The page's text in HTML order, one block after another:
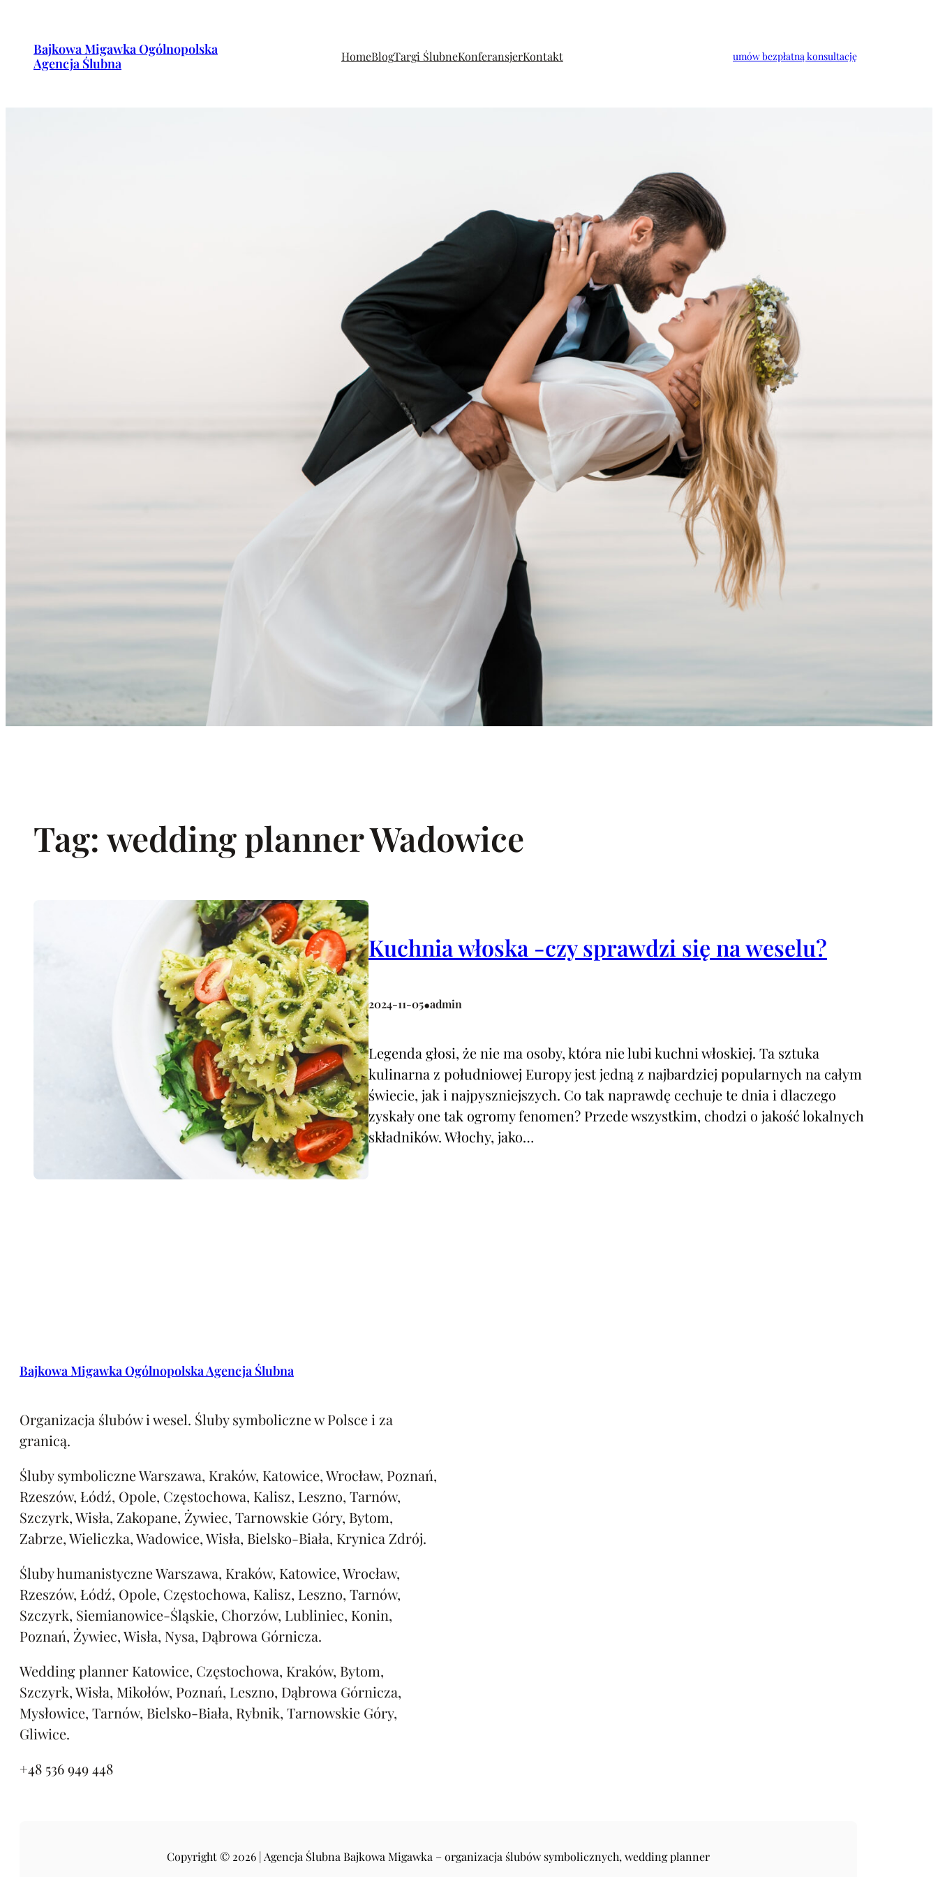
treściBajkowa Migawka Ogólnopolska
Agencja Ślubna
HomeBlogTargi ŚlubneKonferansjerKontakt umów bezpłatną konsultację
Tag:wedding planner Wadowice
Kuchnia włoska -czy sprawdzi się na weselu?
2024-11-05•admin
Legenda głosi, że nie ma osoby, która nie lubi kuchni włoskiej. Ta sztuka
kulinarna z południowej Europy jest jedną z najbardziej popularnych na całym
świecie, jak i najpyszniejszych. Co tak naprawdę cechuje te dnia i dlaczego
zyskały one tak ogromy fenomen? Przede wszystkim, chodzi o jakość lokalnych
składników. Włochy, jako…
Bajkowa Migawka Ogólnopolska Agencja Ślubna
Organizacja ślubów i wesel. Śluby symboliczne w Polsce i za
granicą.
Śluby symboliczne Warszawa, Kraków, Katowice, Wrocław, Poznań,
Rzeszów, Łódź, Opole, Częstochowa, Kalisz, Leszno, Tarnów,
Szczyrk, Wisła, Zakopane, Żywiec, Tarnowskie Góry, Bytom,
Zabrze, Wieliczka, Wadowice, Wisła, Bielsko-Biała, Krynica Zdrój.
Śluby humanistyczne Warszawa, Kraków, Katowice, Wrocław,
Rzeszów, Łódź, Opole, Częstochowa, Kalisz, Leszno, Tarnów,
Szczyrk, Siemianowice-Śląskie, Chorzów, Lubliniec, Konin,
Poznań, Żywiec, Wisła, Nysa, Dąbrowa Górnicza.
Wedding planner Katowice, Częstochowa, Kraków, Bytom,
Szczyrk, Wisła, Mikołów, Poznań, Leszno, Dąbrowa Górnicza,
Mysłowice, Tarnów, Bielsko-Biała, Rybnik, Tarnowskie Góry,
Gliwice.
+48 536 949 448
Copyright © 2026 | Agencja Ślubna Bajkowa Migawka – organizacja ślubów symbolicznych, wedding planner